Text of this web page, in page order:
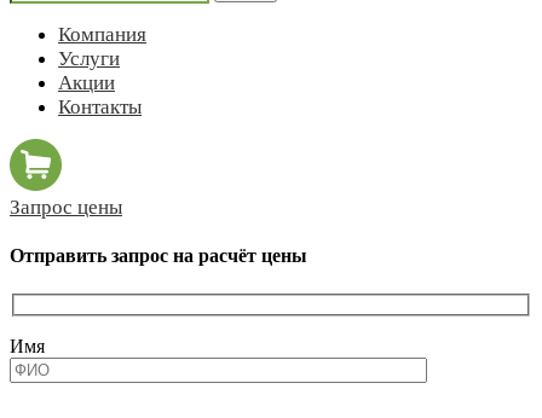
Компания
Услуги
Акции
Контакты
Запрос цены
Отправить запрос на расчёт цены
Имя